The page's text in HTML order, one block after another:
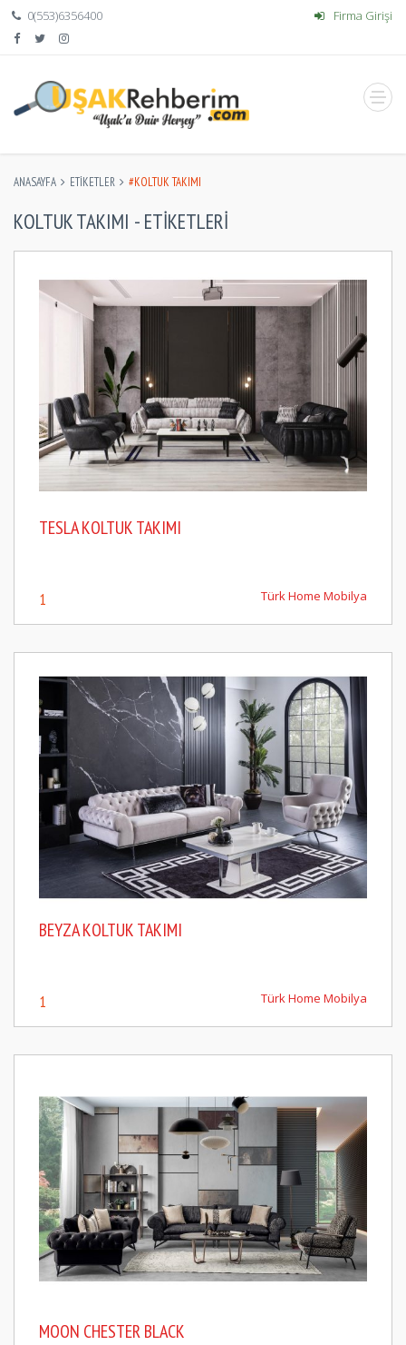
0(553)6356400 Firma Girişi
ANASAYFA ETIKETLER #KOLTUK TAKIMI
KOLTUK TAKIMI - ETIKETLERI
TESLA KOLTUK TAKIMI
1 Türk Home Mobilya
BEYZA KOLTUK TAKIMI
1 Türk Home Mobilya
MOON CHESTER BLACK